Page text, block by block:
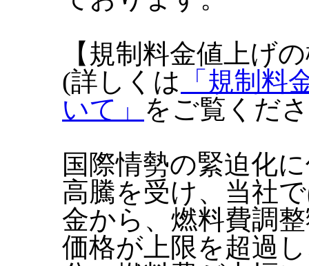
【規制料金値上げ
(詳しくは 「規制料
いて」 をご覧くだ
国際情勢の緊迫化
高騰を受け、当社
金から、燃料費調
価格が上限を超過